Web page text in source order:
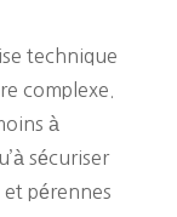
technique
complexe.
à
sécuriser
pérennes